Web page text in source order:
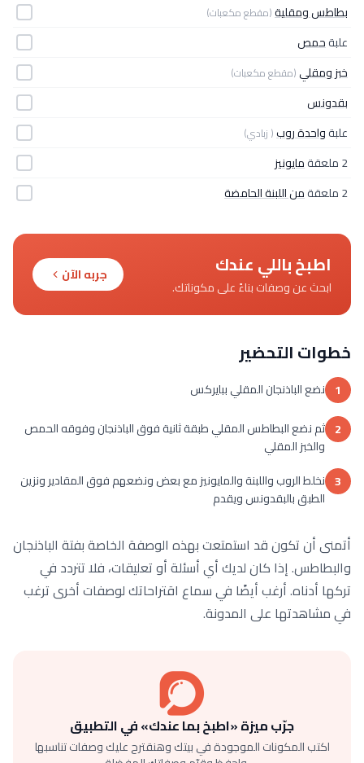
بطاطس ومقلية(مقطع مكعبات)
علبةحمص
خبز ومقلي (مقطع مكعبات)
بقدونس
علبةواحدة روب( زبادي)
2 ملعقة
مايونيز
2 ملعقة
من اللبنة الحامضة
اطبخ باللي عندك
ابحث عن وصفات بناءً على مكوناتك.
جربه الآن
خطوات التحضير
1 نضع الباذنجان المقلي ببايركس
2 ثم نضع البطاطس المقلي طبقة ثانية فوق الباذنجان وفوقه الحمص
والخبز المقلي
3 نخلط الروب واللبنة والمايونيز مع بعض ونضعهم فوق المقادير ونزين
الطبق بالبقدونس ويقدم
أتمنى أن تكون قد استمتعت بهذه الوصفة الخاصة بفتة الباذنجان
والبطاطس. إذا كان لديك أي أسئلة أو تعليقات، فلا تتردد في
تركها أدناه. أرغب أيضًا في سماع اقتراحاتك لوصفات أخرى ترغب
في مشاهدتها على المدونة.
جرّب ميزة «اطبخ بما عندك» في التطبيق
اكتب المكونات الموجودة في بيتك وهنقترح عليك وصفات تناسبها